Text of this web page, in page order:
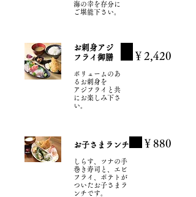
海の幸を存分に
ご堪能下さい。
お刺身アジ
フライ御膳
ボリュームのあ
るお刺身を
アジフライと共
にお楽しみ下さ
い。
￥2,420
お子さまランチ
しらす、ツナの手
巻き寿司と、エビ
フライ、ポテトが
ついたお子さまラ
ンチです。
￥880